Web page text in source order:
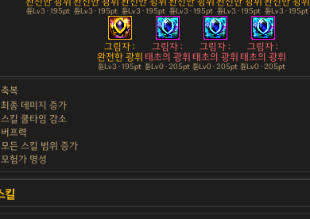
튠Lv3 · 195pt 튠Lv3 · 195pt 튠Lv3 · 195pt 튠Lv3 · 195pt 튠Lv3 · 195pt 튠Lv3 · 195pt
그림자 :
완전한 광휘
튠Lv3 · 195pt
그림자 :
태초의 광휘
튠Lv0 · 205pt
그림자 :
태초의 광휘
튠Lv0 · 205pt
그림자 :
태초의 광휘
튠Lv0 · 205pt
축복
최종 데미지 증가
스킬 쿨타임 감소
버프력
모든 스킬 범위 증가
모험가 명성